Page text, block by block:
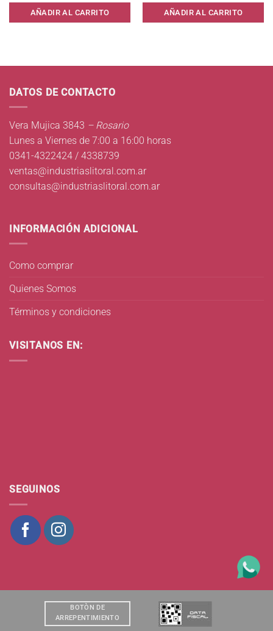
AÑADIR AL CARRITO AÑADIR AL CARRITO
DATOS DE CONTACTO
Vera Mujica 3843 – Rosario
Lunes a Viernes de 7:00 a 16:00 horas
0341-4322424 / 4338739
ventas@industriaslitoral.com.ar
consultas@industriaslitoral.com.ar
INFORMACIÓN ADICIONAL
Como comprar
Quienes Somos
Términos y condiciones
VISITANOS EN:
SEGUINOS
BOTÒN DE
ARREPENTIMIENTO